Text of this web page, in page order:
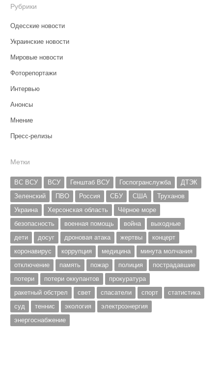
Рубрики
Одесские новости
Украинские новости
Мировые новости
Фоторепортажи
Интервью
Анонсы
Мнение
Пресс-релизы
Метки
ВС ВСУ ВСУ Генштаб ВСУ Госпогранслужба
ДТЭК
Зеленский
ПВО Россия СБУ США
Труханов
Украина
Херсонская область
Чёрное море
безопасность
военная помощь война
выходные
дети
досуг дроновая атака жертвы
концерт
коронавирус
коррупция медицина
минута молчания
отключение
память пожар полиция
пострадавшие
потери
потери оккупантов
прокуратура
ракетный обстрел
свет спасатели спорт
статистика
суд
теннис экология
электроэнергия
энергоснабжение